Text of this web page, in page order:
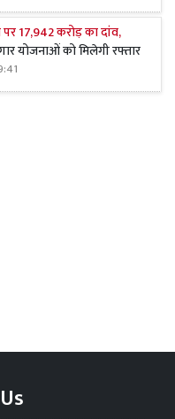
17,942 करोड़ का दांव,
योजनाओं को मिलेगी रफ्तार